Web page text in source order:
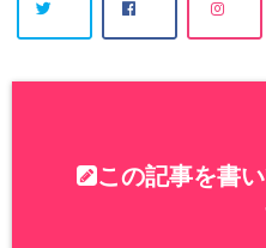
この記事を書